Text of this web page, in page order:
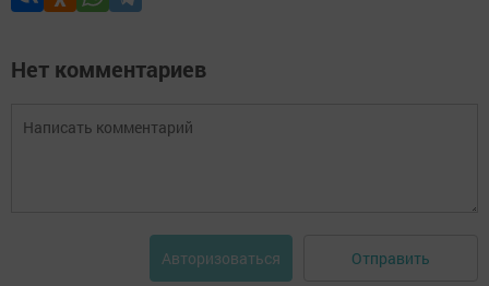
Нет комментариев
Авторизоваться Отправить